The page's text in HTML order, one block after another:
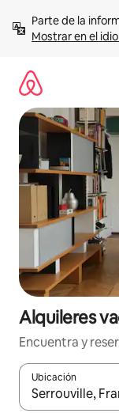
contenidoMostrar en el
Alquileres
Encuentra y
Ubicación
Cuando los